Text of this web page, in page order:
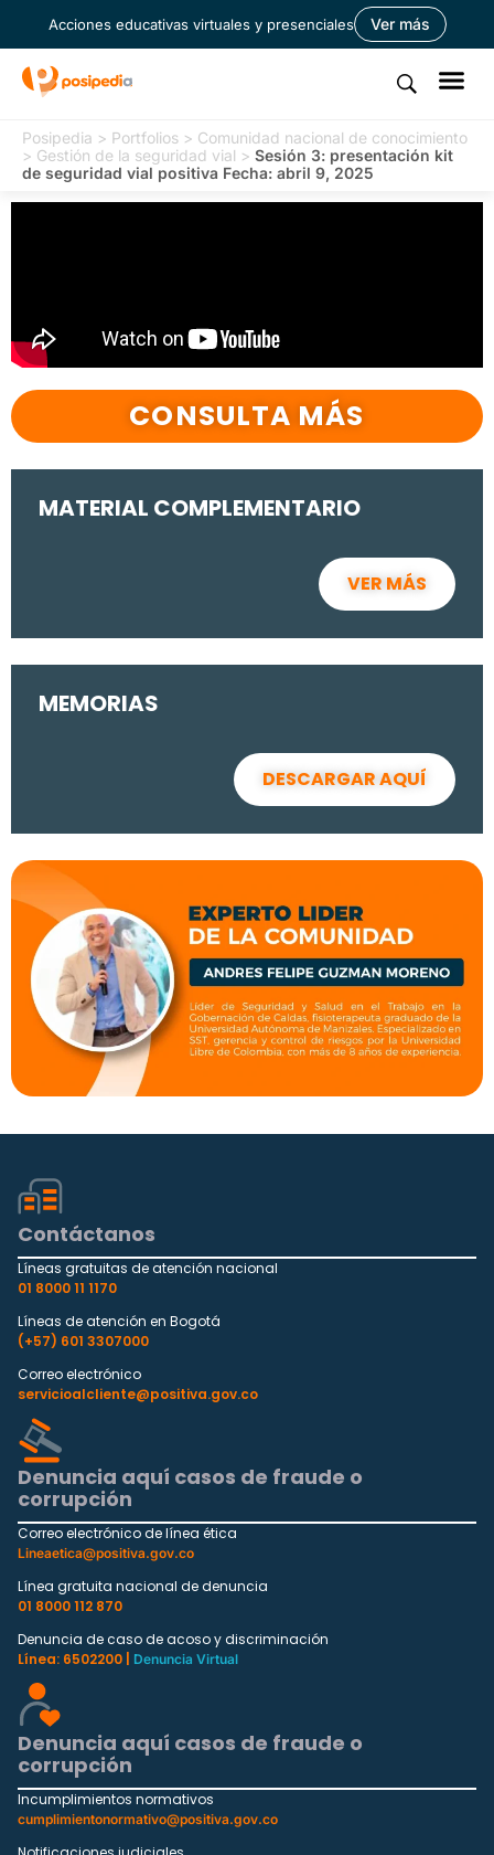
Acciones educativas virtuales y presenciales Ver más
Posipedia > Portfolios > Comunidad nacional de conocimiento
> Gestión de la seguridad vial > Sesión 3: presentación kit
de seguridad vial positiva Fecha: abril 9, 2025
CONSULTA MÁS
MATERIAL COMPLEMENTARIO
VER MÁS
MEMORIAS
DESCARGAR AQUÍ
Contáctanos
Líneas gratuitas de atención nacional
01 8000 11 1170
Líneas de atención en Bogotá
(+57) 601 3307000
Correo electrónico
servicioalcliente@positiva.gov.co
Denuncia aquí casos de fraude o
corrupción
Correo electrónico de línea ética
Lineaetica@positiva.gov.co
Línea gratuita nacional de denuncia
01 8000 112 870
Denuncia de caso de acoso y discriminación
Línea: 6502200 |
Denuncia Virtual
Denuncia aquí casos de fraude o
corrupción
Incumplimientos normativos
cumplimientonormativo@positiva.gov.co